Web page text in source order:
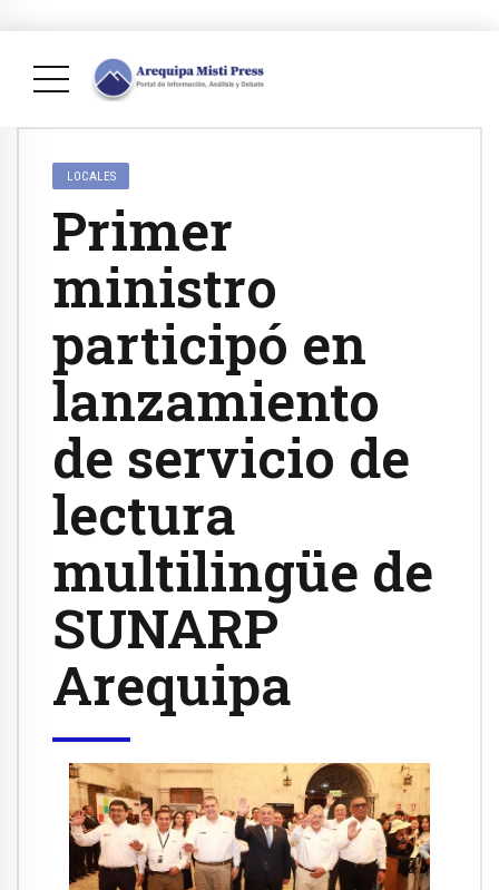
LOCALES
Primer
ministro
participó en
lanzamiento
de servicio de
lectura
multilingüe de
SUNARP
Arequipa